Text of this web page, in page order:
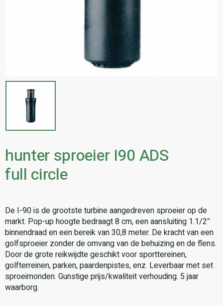
hunter sproeier I90 ADS
full circle
De I-90 is de grootste turbine aangedreven sproeier op de
markt. Pop-up hoogte bedraagt 8 cm, een aansluiting 1.1/2″
binnendraad en een bereik van 30,8 meter. De kracht van een
golfsproeier zonder de omvang van de behuizing en de flens.
Door de grote reikwijdte geschikt voor sporttereinen,
golfterreinen, parken, paardenpistes, enz. Leverbaar met set
sproeimonden. Gunstige prijs/kwaliteit verhouding. 5 jaar
waarborg.